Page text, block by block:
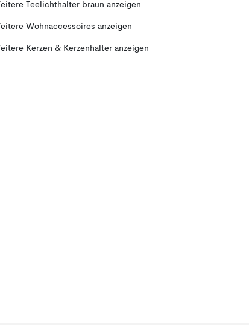
Teelichthalter braun anzeigen
Wohnaccessoires anzeigen
Kerzen & Kerzenhalter anzeigen